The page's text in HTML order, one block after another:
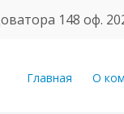
148 оф.
Главная О